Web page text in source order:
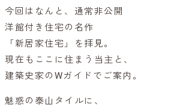
今回はなんと、通常非公開
洋館付き住宅の名作
「新居家住宅」を拝見。
現在もここに住まう当主と、
建築史家のWガイドでご案内。
魅惑の泰山タイルに、